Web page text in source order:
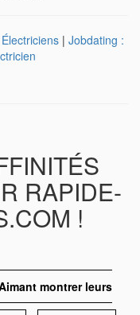
| Jobdating :
RAPIDE-
!
montrer leurs